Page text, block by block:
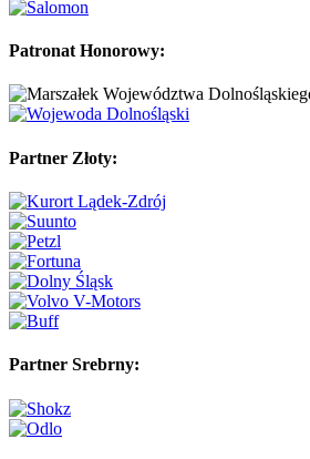
Patronat Honorowy:
Partner Złoty:
Partner Srebrny: